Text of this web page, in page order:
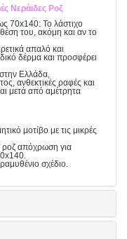
Νεράιδες Ροζ
70x140: Το λάστιχο
θέση του, ακόμη και αν το
απαλό και
δέρμα και προσφέρει
Ελλάδα,
ανθεκτικές ραφές και
μετά από αμέτρητα
μοτίβο με τις μικρές
ροζ απόχρωση για
σχέδιο.